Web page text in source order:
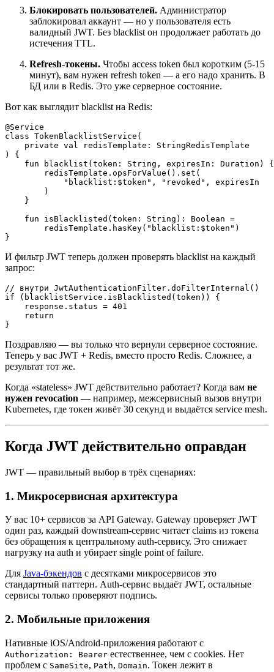
Блокировать пользователей. Администратор
заблокировал аккаунт — но у пользователя есть
валидный JWT. Без blacklist он продолжает работать до
истечения TTL.
Refresh-токены. Чтобы access token был коротким (5-15
минут), вам нужен refresh token — а его надо хранить. В
БД или в Redis. Это уже серверное состояние.
Вот как выглядит blacklist на Redis:
@Service
class TokenBlacklistService(
    private val redisTemplate: StringRedisTemplate
) {
    fun blacklist(token: String, expiresIn: Duration) {
        redisTemplate.opsForValue().set(
            "blacklist:$token", "revoked", expiresIn
        )
    }
    fun isBlacklisted(token: String): Boolean =
        redisTemplate.hasKey("blacklist:$token")
И фильтр JWT теперь должен проверять blacklist на каждый
запрос:
// внутри JwtAuthenticationFilter.doFilterInternal()
if (blacklistService.isBlacklisted(token)) {
    response.status = 401
    return
Поздравляю — вы только что вернули серверное состояние.
Теперь у вас JWT + Redis, вместо просто Redis. Сложнее, а
результат тот же.
Когда «stateless» JWT действительно работает? Когда вам не
нужен revocation — например, межсервисный вызов внутри
Kubernetes, где токен живёт 30 секунд и выдаётся service mesh.
Когда JWT действительно оправдан
JWT — правильный выбор в трёх сценариях:
1. Микросервисная архитектура
У вас 10+ сервисов за API Gateway. Gateway проверяет JWT
один раз, каждый downstream-сервис читает claims из токена
без обращения к центральному auth-сервису. Это снижает
нагрузку на auth и убирает single point of failure.
Для Java-бэкендов с десятками микросервисов это
стандартный паттерн. Auth-сервис выдаёт JWT, остальные
сервисы только проверяют подпись.
2. Мобильные приложения
Нативные iOS/Android-приложения работают с
Authorization: Bearer естественнее, чем с cookies. Нет
проблем с SameSite, Path, Domain. Токен лежит в